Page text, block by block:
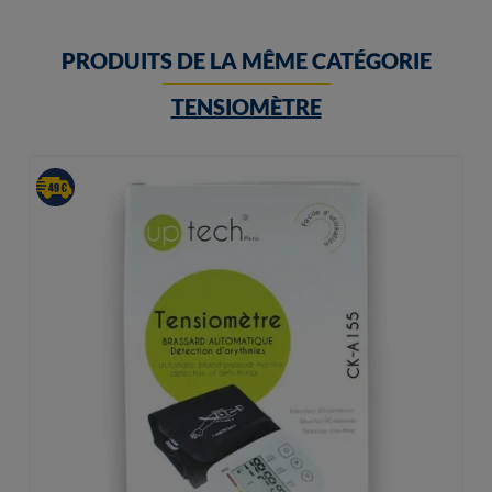
PRODUITS DE LA MÊME CATÉGORIE
TENSIOMÈTRE